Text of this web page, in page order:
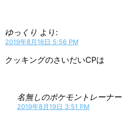
ゆっくり より:
2019年8月16日 5:56 PM
クッキングのさいだいCPは
名無しのポケモントレーナー
2019年8月19日 3:51 PM